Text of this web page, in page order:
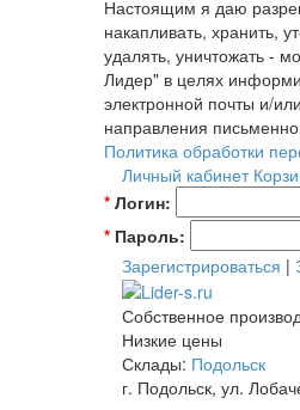
Настоящим я даю
накапливать, хранить,
удалять, уничтожать -
Лидер" в целях
электронной почты и/
направления
Политика обработки
Личный кабинет
* Логин:
* Пароль:
Зарегистрироваться |
Собственное
Низкие цены
Склады: Подольск
г. Подольск, ул.